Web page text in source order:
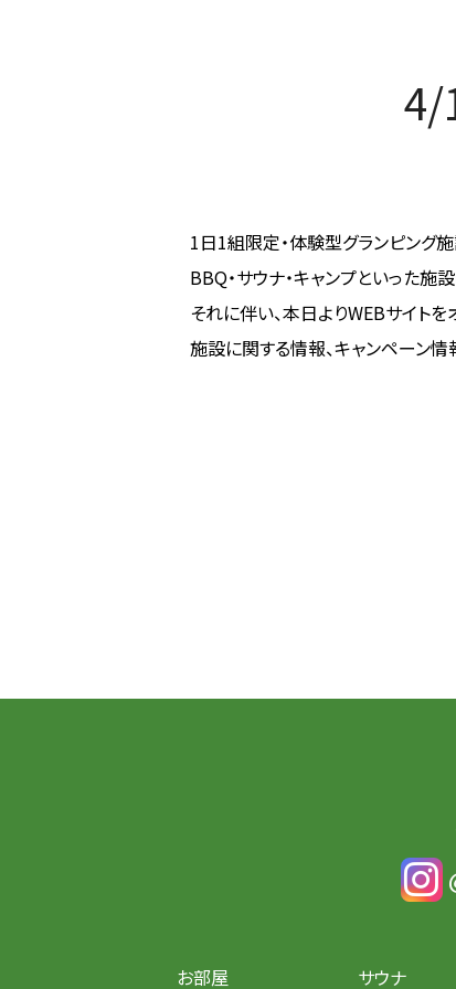
4/
1日1組限定・体験型グランピング
BBQ・サウナ・キャンプといった
それに伴い、本日よりWEBサイトを
施設に関する情報、キャンペーン情
お部屋 サウナ